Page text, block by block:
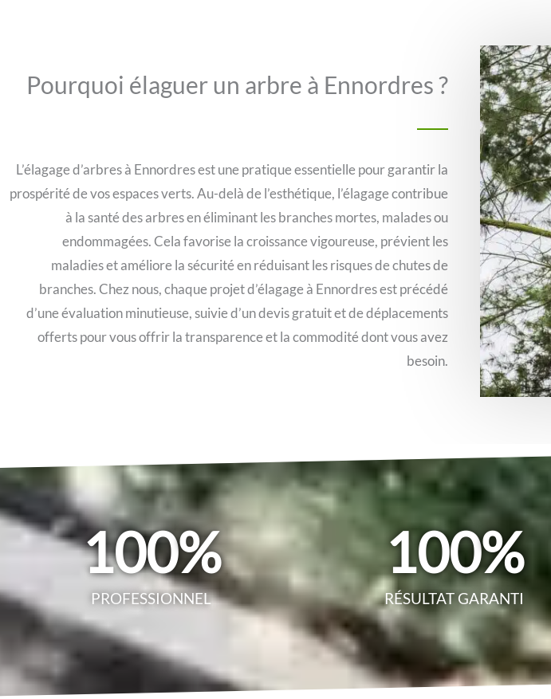
Pourquoi élaguer un arbre à Ennordres ?
L’élagage d’arbres à Ennordres est une pratique essentielle pour garantir la
prospérité de vos espaces verts. Au-delà de l’esthétique, l’élagage contribue
à la santé des arbres en éliminant les branches mortes, malades ou
endommagées. Cela favorise la croissance vigoureuse, prévient les
maladies et améliore la sécurité en réduisant les risques de chutes de
branches. Chez nous, chaque projet d’élagage à Ennordres est précédé
d’une évaluation minutieuse, suivie d’un devis gratuit et de déplacements
offerts pour vous offrir la transparence et la commodité dont vous avez
besoin.
PROFESSIONNEL
100%
RÉSULTAT GARANTI
100%